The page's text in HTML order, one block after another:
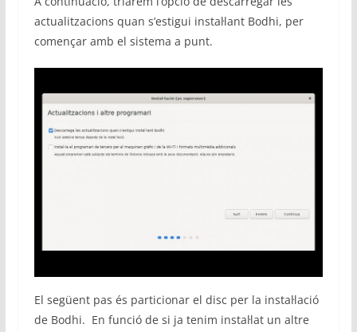
actualitzacions quan s’estigui instal·lant Bodhi, per
començar amb el sistema a punt.
El següent pas és particionar el disc per la instal·lació
de Bodhi. En funció de si ja tenim instal·lat un altre